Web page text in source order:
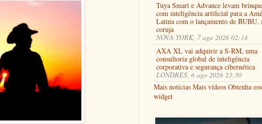
Tuya Smart e Advance levam
com inteligência artificial para a
Latina com o lançamento de BUBU,
coruja
NOVA YORK, 7 ago 2026 02:14
AXA XL vai adquirir a S-RM, uma
consultoria global de inteligência
corporativa e segurança cibernética
LONDRES, 6 ago 2026 23:30
Mais notícias Mais vídeos Obtenha
widget